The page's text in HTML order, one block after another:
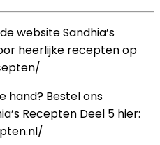
website Sandhia’s
heerlijke recepten op
hand? Bestel ons
Recepten Deel 5 hier: